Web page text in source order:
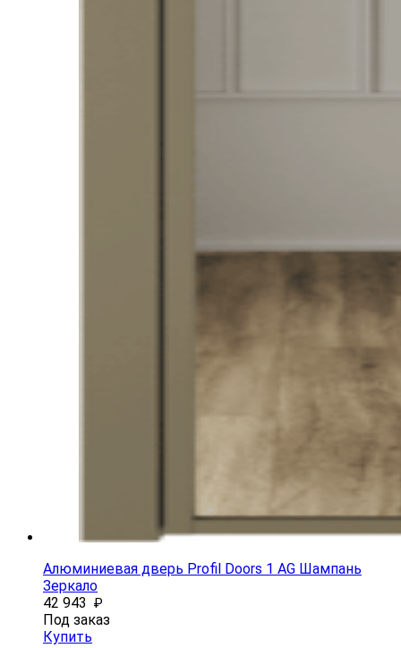
Алюминиевая дверь Profil Doors 1 AG Шампань
Зеркало
42 943 ₽
Под заказ
Купить